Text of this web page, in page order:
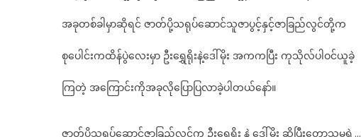
အခုတစ်ခါမှာဆိုရင် ဇာတ်ပို့သရုပ်ဆောင်သူဇာပွင့်နှင့်ဇာခြည်လွင်တို့က
စုပေါင်းကထိန်ပွဲလေးမှာ ဦးရွှေရိုးနဲ့ဒေါ်မိုး အကကပြီး ကုသိုလ်ပါဝင်ယူခဲ့
ကြတဲ့ အကြောင်းကိုအခုလိုပြောပြလာခဲ့ပါတယ်နော်။
ဇာတ်ပို့သရုပ်ဆောင်ဇာခြည်လွင်က ဦးရွှေရိုး နဲ့ ဒေါ်မိုး ဆိုပြီးတော့သူမရဲ့…